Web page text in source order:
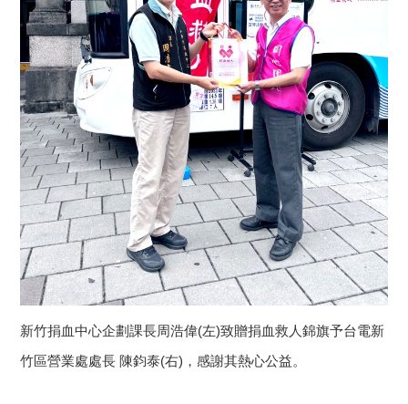
新竹捐血中心企劃課長周浩偉(左)致贈捐血救人錦旗予台電新
竹區營業處處長 陳鈞泰(右)，感謝其熱心公益。